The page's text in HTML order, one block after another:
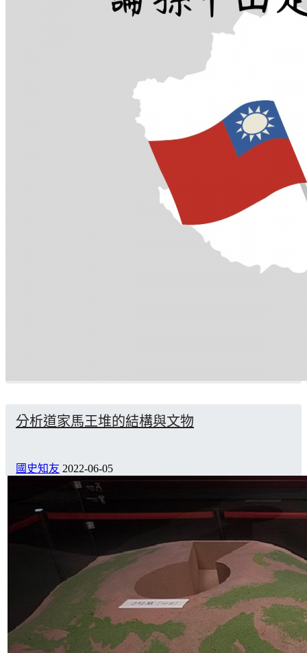
分析道家馬王堆的結構與文物
國史知友 2022-06-05